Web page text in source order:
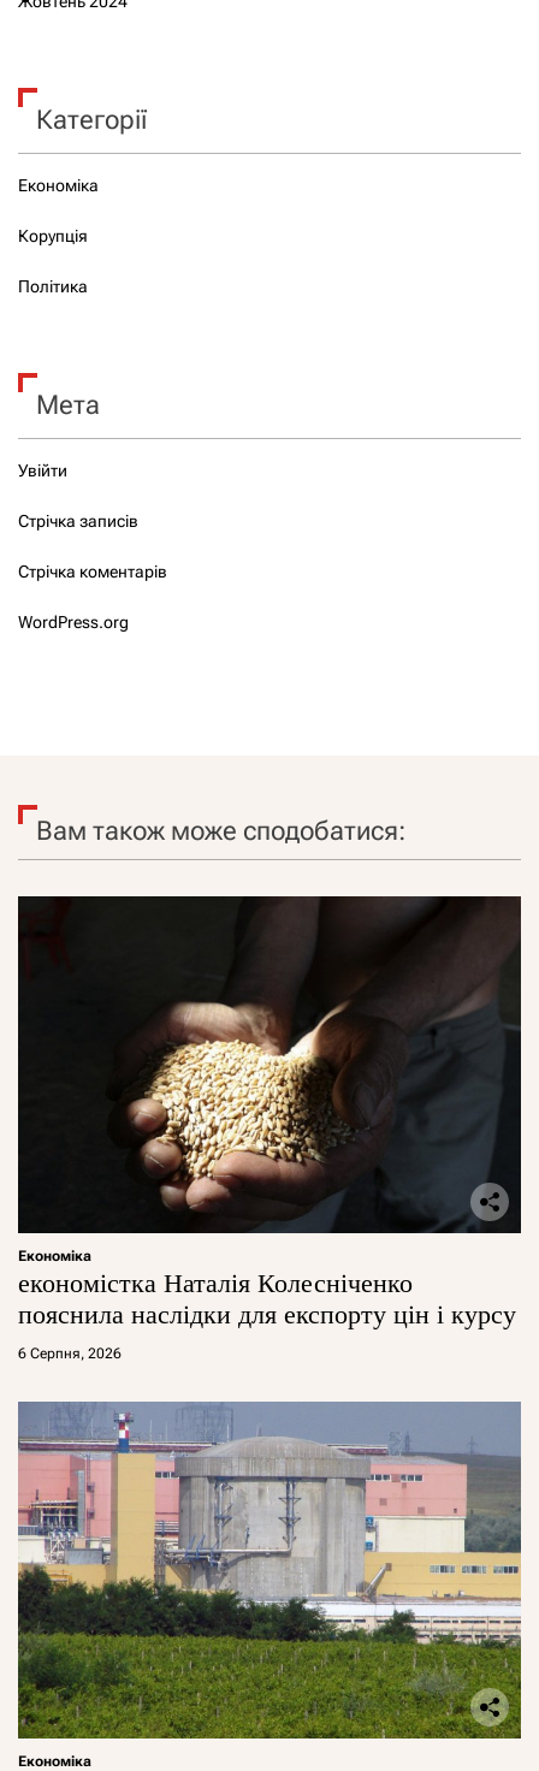
Категорії
Економіка
Корупція
Політика
Мета
Увійти
Стрічка записів
Стрічка коментарів
WordPress.org
Вам також може сподобатися:
Економіка
економістка Наталія Колесніченко
пояснила наслідки для експорту цін і курсу
6 Серпня, 2026
Економіка